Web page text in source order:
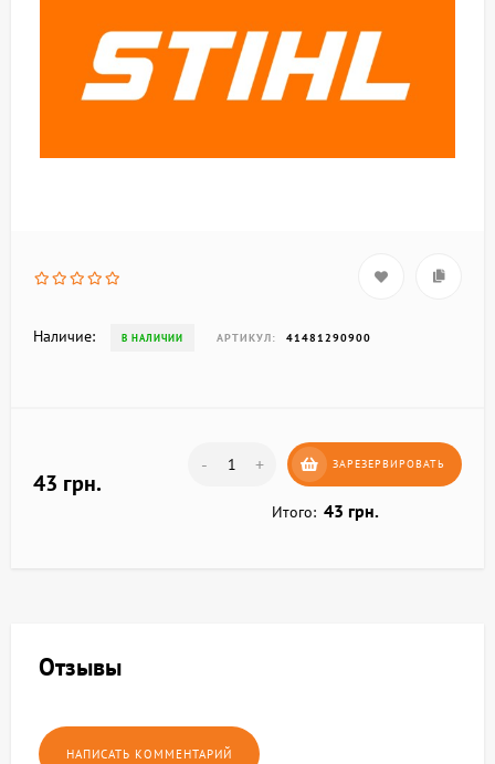
Наличие: В НАЛИЧИИ АРТИКУЛ: 41481290900
43 грн.
- + ЗАРЕЗЕРВИРОВАТЬ
Итого: 43 грн.
Отзывы